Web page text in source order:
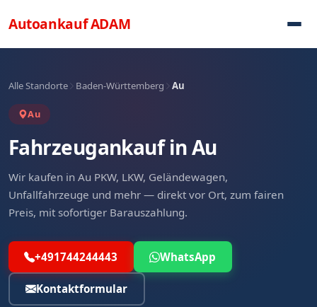
AutoankaufADAM
Alle Standorte Baden-Württemberg Au
Au
Fahrzeugankauf in Au
Wir kaufen in Au PKW, LKW, Geländewagen,
Unfallfahrzeuge und mehr — direkt vor Ort, zum fairen
Preis, mit sofortiger Barauszahlung.
+491744244443 WhatsApp
Kontaktformular